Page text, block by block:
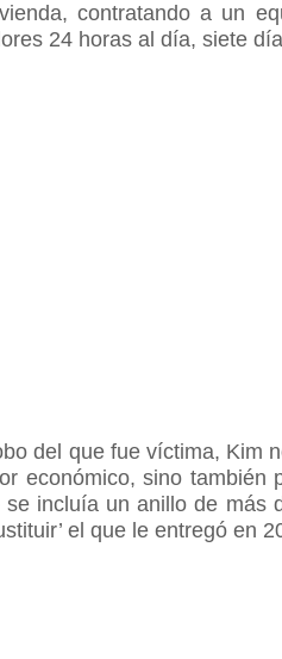
contratando a un
24 horas al día, siete
del que fue víctima, Kim
económico, sino también
se incluía un anillo de más
el que le entregó en